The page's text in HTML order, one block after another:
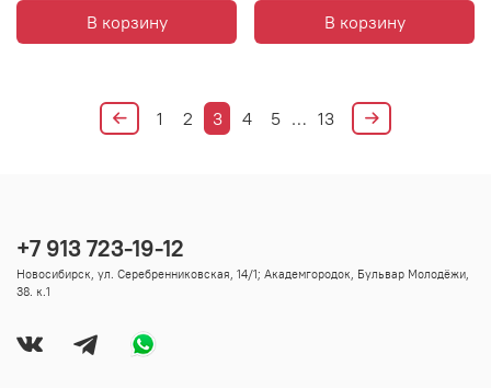
В корзину В корзину
1 2 3 4 5 … 13
+7 913 723-19-12
Новосибирск, ул. Серебренниковская, 14/1; Академгородок, Бульвар Молодёжи,
38. к.1